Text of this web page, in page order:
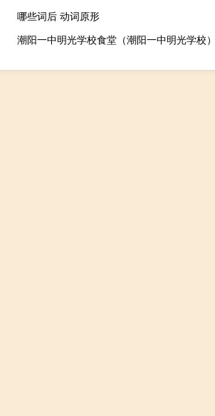
哪些词后 动词原形
潮阳一中明光学校食堂（潮阳一中明光学校）